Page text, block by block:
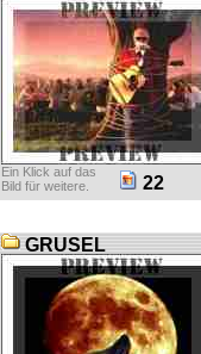
Ein Klick auf das
Bild für weitere.
22
GRUSEL